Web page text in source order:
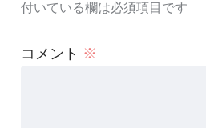
付いている欄は必須項目です
コメント ※